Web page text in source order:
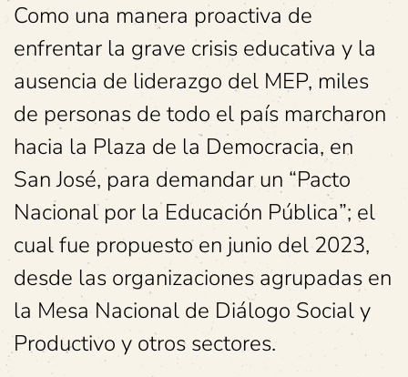
Como una manera proactiva de
enfrentar la grave crisis educativa y la
ausencia de liderazgo del MEP, miles
de personas de todo el país marcharon
hacia la Plaza de la Democracia, en
San José, para demandar un “Pacto
Nacional por la Educación Pública”; el
cual fue propuesto en junio del 2023,
desde las organizaciones agrupadas en
la Mesa Nacional de Diálogo Social y
Productivo y otros sectores.